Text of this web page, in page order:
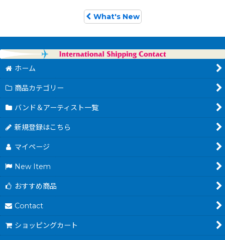
What's New
ホーム
商品カテゴリー
バンド＆アーティスト一覧
新規登録はこちら
マイページ
New Item
おすすめ商品
Contact
ショッピングカート